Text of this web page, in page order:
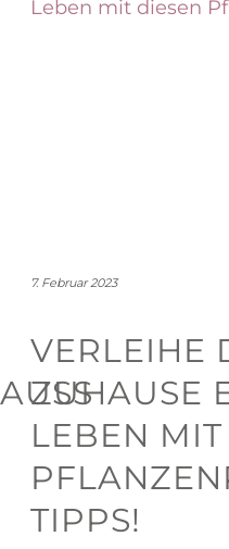
I
7. Februar 2023
VERLEIHE
ZUHAUSE
LEBEN
TIPPS!